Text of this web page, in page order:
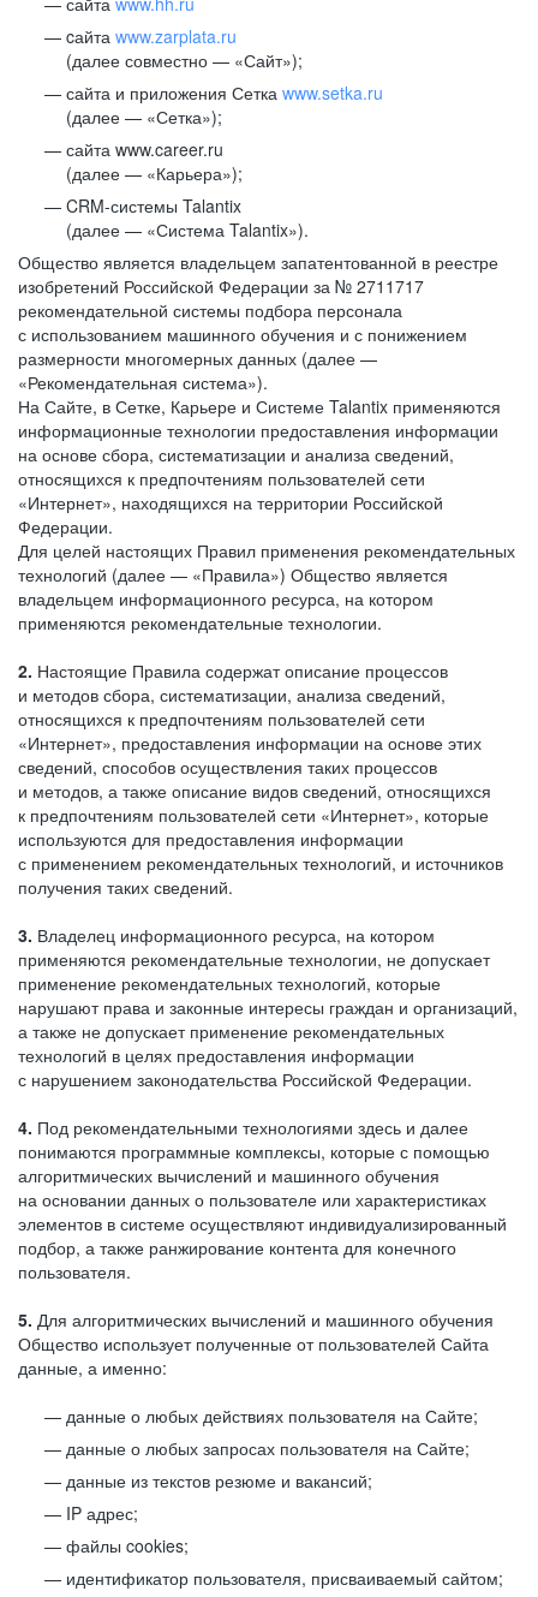
cайта www.zarplata.ru
(далее совместно — «Сайт»);
сайта и приложения Сетка www.setka.ru
(далее — «Сетка»);
сайта www.career.ru
(далее — «Карьера»);
CRM-системы Talantix
(далее — «Система Talantix»).
Общество является владельцем запатентованной в реестре
изобретений Российской Федерации за № 2711717
рекомендательной системы подбора персонала
с использованием машинного обучения и с понижением
размерности многомерных данных (далее —
«Рекомендательная система»).
На Сайте, в Сетке, Карьере и Системе Talantix применяются
информационные технологии предоставления информации
на основе сбора, систематизации и анализа сведений,
относящихся к предпочтениям пользователей сети
«Интернет», находящихся на территории Российской
Федерации.
Для целей настоящих Правил применения рекомендательных
технологий (далее — «Правила») Общество является
владельцем информационного ресурса, на котором
применяются рекомендательные технологии.
2. Настоящие Правила содержат описание процессов
и методов сбора, систематизации, анализа сведений,
относящихся к предпочтениям пользователей сети
«Интернет», предоставления информации на основе этих
сведений, способов осуществления таких процессов
и методов, а также описание видов сведений, относящихся
к предпочтениям пользователей сети «Интернет», которые
используются для предоставления информации
с применением рекомендательных технологий, и источников
получения таких сведений.
3. Владелец информационного ресурса, на котором
применяются рекомендательные технологии, не допускает
применение рекомендательных технологий, которые
нарушают права и законные интересы граждан и организаций,
а также не допускает применение рекомендательных
технологий в целях предоставления информации
с нарушением законодательства Российской Федерации.
4. Под рекомендательными технологиями здесь и далее
понимаются программные комплексы, которые с помощью
алгоритмических вычислений и машинного обучения
на основании данных о пользователе или характеристиках
элементов в системе осуществляют индивидуализированный
подбор, а также ранжирование контента для конечного
пользователя.
5. Для алгоритмических вычислений и машинного обучения
Общество использует полученные от пользователей Сайта
данные, а именно:
данные о любых действиях пользователя на Сайте;
данные о любых запросах пользователя на Сайте;
данные из текстов резюме и вакансий;
IP адрес;
файлы cookies;
идентификатор пользователя, присваиваемый сайтом;